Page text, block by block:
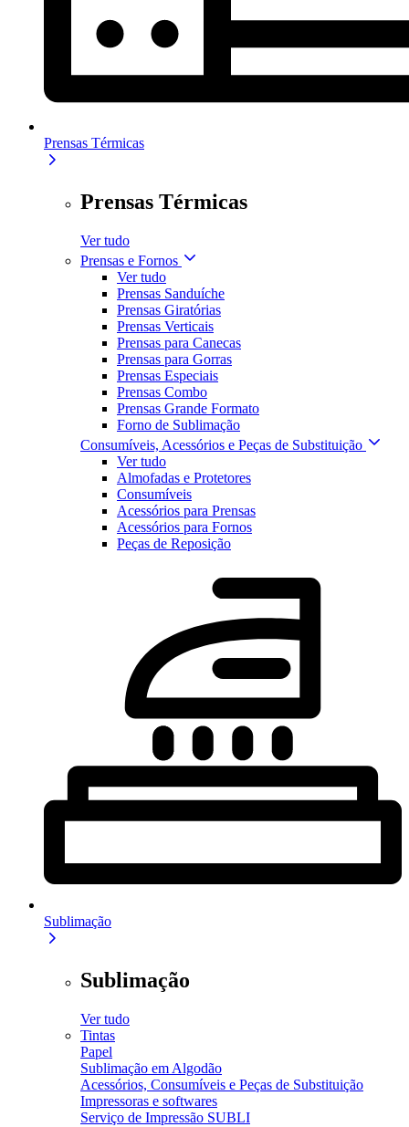
Prensas Térmicas
Prensas Térmicas
Ver tudo
Prensas e Fornos
Ver tudo
Prensas Sanduíche
Prensas Giratórias
Prensas Verticais
Prensas para Canecas
Prensas para Gorras
Prensas Especiais
Prensas Combo
Prensas Grande Formato
Forno de Sublimação
Consumíveis, Acessórios e Peças de Substituição
Ver tudo
Almofadas e Protetores
Consumíveis
Acessórios para Prensas
Acessórios para Fornos
Peças de Reposição
Sublimação
Sublimação
Ver tudo
Tintas
Papel
Sublimação em Algodão
Acessórios, Consumíveis e Peças de Substituição
Impressoras e softwares
Serviço de Impressão SUBLI